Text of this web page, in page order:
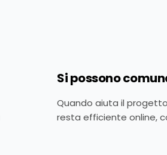
Si possono
Quando aiuta il
resta efficiente online,